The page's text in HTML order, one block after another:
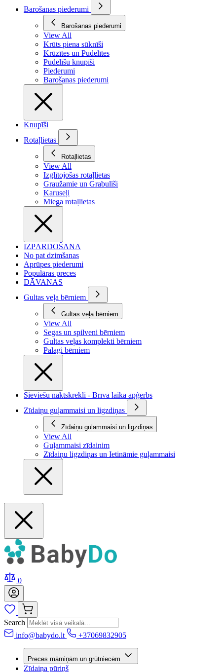
Barošanas piederumi
Barošanas piederumi
View All
Krūts piena sūknīši
Krūzītes un Pudelītes
Pudelīšu knupīši
Piederumi
Barošanas piederumi
Knupīši
Rotaļlietas
Rotaļlietas
View All
Izglītojošas rotaļlietas
Graužamie un Grabulīši
Karuseļi
Miega rotaļlietas
IZPĀRDOŠANA
No pat dzimšanas
Aprūpes piederumi
Populāras preces
DĀVANAS
Gultas veļa bērniem
Gultas veļa bērniem
View All
Segas un spilveni bērniem
Gultas veļas komplekti bērniem
Palagi bērniem
Sieviešu naktskrekli - Brīvā laika apģērbs
Zīdaiņu guļammaisi un ligzdiņas
Zīdaiņu guļammaisi un ligzdiņas
View All
Guļammaisi zīdainim
Zīdaiņu ligzdiņas un Ietināmie guļammaisi
0
Search
info@babydo.lt
+37069832905
Preces māmiņām un grūtniecēm
Zīdaiņa pūriņš